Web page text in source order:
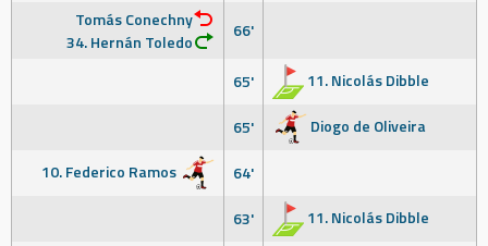
Tomás Conechny
34. Hernán Toledo
66'
65' 11. Nicolás Dibble
65'
Diogo de Oliveira
10. Federico Ramos
64'
63'
11. Nicolás Dibble